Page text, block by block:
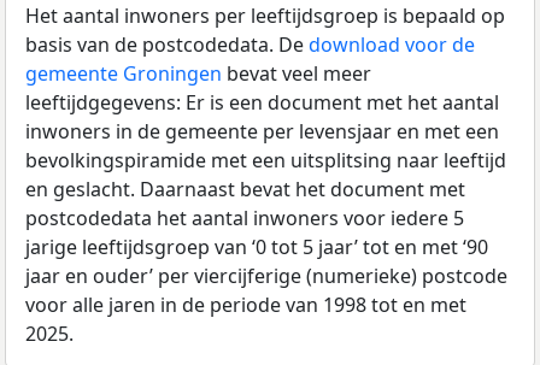
Het aantal inwoners per leeftijdsgroep is bepaald op
basis van de postcodedata. Dedownload voor de
gemeente Groningen bevat veel meer
leeftijdgegevens: Er is een document met het aantal
inwoners in de gemeente per levensjaar en met een
bevolkingspiramide met een uitsplitsing naar leeftijd
en geslacht. Daarnaast bevat het document met
postcodedata het aantal inwoners voor iedere 5
jarige leeftijdsgroep van ‘0 tot 5 jaar’ tot en met ‘90
jaar en ouder’ per viercijferige (numerieke) postcode
voor alle jaren in de periode van 1998 tot en met
2025.